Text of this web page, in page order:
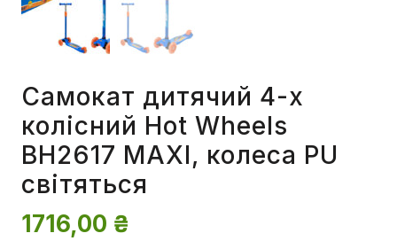
Самокат дитячий 4-х
колісний Hot Wheels
BH2617 MAXI, колеса PU
світяться
1716,00 ₴